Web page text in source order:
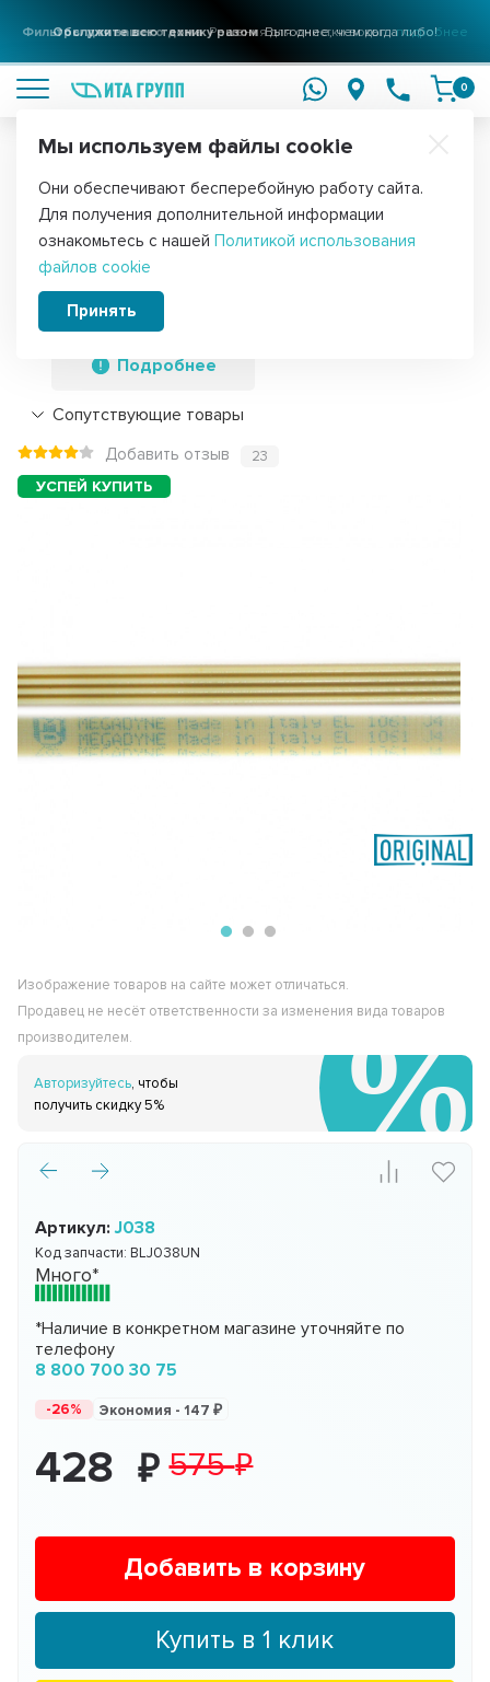
Фильтры для вашего домаРешения для очистки воды подробнее
0
Главная Запчасти для стиральных машин Ремни для
Приводной ремень барабана
стиральной машины Ariston, Indesit,
Megadyne 1061 J4, J038
Подробнее
Сопутствующие товары
Добавить отзыв 23
Изображение товаров на сайте может отличаться.
Продавец не несёт ответственности за изменения вида товаров
производителем.
Авторизуйтесь, чтобы
получить скидку 5%
Артикул:J038
Код запчасти: BLJ038UN
Много*
*Наличие в конкретном магазине уточняйте по
телефону
8 800 700 30 75
-26% Экономия -147
428 575
Добавить в корзину
Купить в 1 клик
Мы используем файлы cookie
Они обеспечивают бесперебойную работу сайта.
Для получения дополнительной информации
ознакомьтесь с нашей Политикой использования
файлов cookie
Принять